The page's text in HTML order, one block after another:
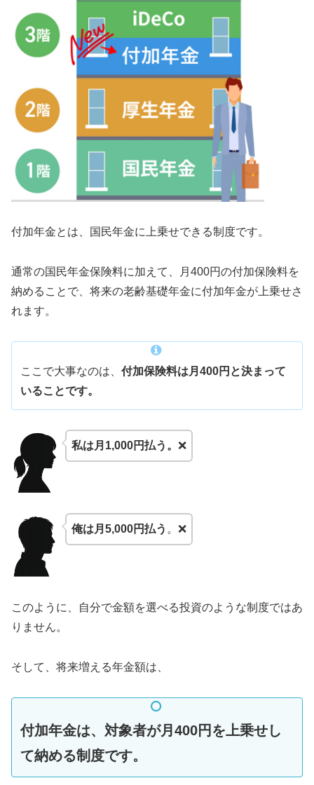
付加年金とは、国民年金に上乗せできる制度です。
通常の国民年金保険料に加えて、月400円の付加保険料を
納めることで、将来の老齢基礎年金に付加年金が上乗せさ
れます。
ここで大事なのは、 付加保険料は月400円と決まって
いることです。
私は月1,000円払う。 ❌
俺は月5,000円払う 。❌
このように、自分で金額を選べる投資のような制度ではあ
りません。
そして、将来増える年金額は、
付加年金は、対象者が月400円を上乗せし
て納める制度です。